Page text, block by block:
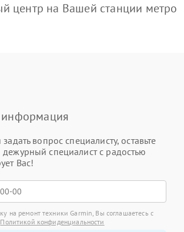
центр на Вашей станции метро
информация
задать вопрос специалисту, оставьте
специалист с радостью
Вас!
на ремонт техники Garmin, Вы соглашаетесь с
Политикой конфиденциальности